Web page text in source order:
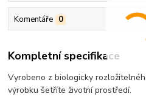
Komentáře 0
Kompletní specifikace
Vyrobeno z biologicky
výrobku šetříte životní prostředí.